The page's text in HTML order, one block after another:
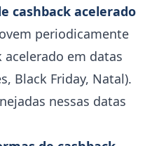
cashback acelerado
periodicamente
acelerado em datas
Black Friday, Natal).
nessas datas